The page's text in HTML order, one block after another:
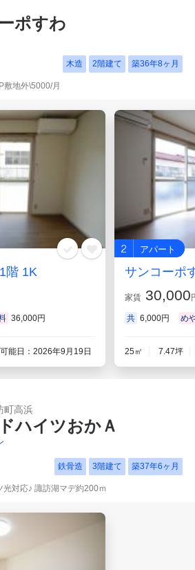
ポすわ
木造 2階建て 築36年8ヶ月
敷地外\5000/月
階 1K
36,000円
能日：2026年9月19日
2 アパート
サンコーポ
家賃 30,000
共 6,000円 め
25㎡ 7.47坪
町高浜
ハイツおかＡ
鉄骨造 3階建て 築37年6ヶ月
対応♪ 諏訪湖マデ約200ｍ